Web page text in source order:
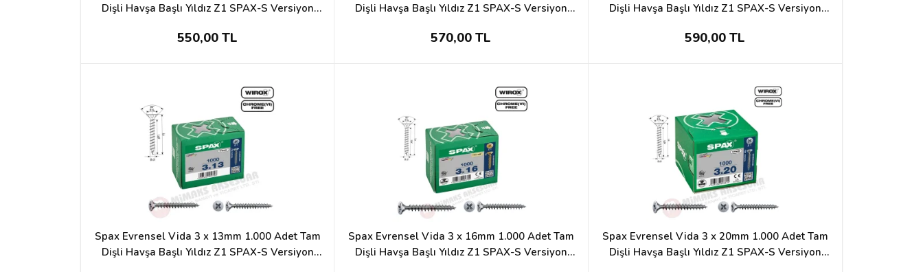
Dişli Havşa Başlı Yıldız Z1 SPAX-S Versiyon
550,00 TL
Dişli Havşa Başlı Yıldız Z1 SPAX-S Versiyon
570,00 TL
Dişli Havşa Başlı Yıldız Z1 SPAX-S Versiyon
590,00 TL
Spax Evrensel Vida 3 x 13mm 1.000 Adet Tam
Dişli Havşa Başlı Yıldız Z1 SPAX-S Versiyon
Spax Evrensel Vida 3 x 16mm 1.000 Adet Tam
Dişli Havşa Başlı Yıldız Z1 SPAX-S Versiyon
Spax Evrensel Vida 3 x 20mm 1.000 Adet Tam
Dişli Havşa Başlı Yıldız Z1 SPAX-S Versiyon